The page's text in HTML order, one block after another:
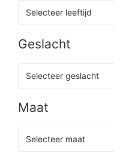
Selecteer leeftijd
Geslacht
Selecteer geslacht
Maat
Selecteer maat